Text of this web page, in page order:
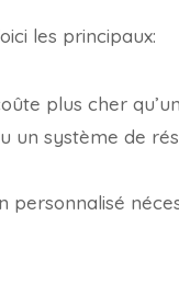
les principaux:
plus cher
un système de
personnalisé